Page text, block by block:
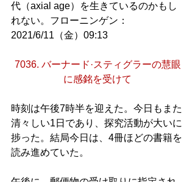
代（axial age）を生きているのかもし
れない。フローニンゲン：
2021/6/11（金）09:13
7036. バーナード·スティグラーの慧眼
に感銘を受けて
時刻は午後7時半を迎えた。今日もまた
清々しい1日であり、探究活動が大いに
捗った。結局今日は、4冊ほどの書籍を
読み進めていた。
午後に、郵便物の受け取りに指定され